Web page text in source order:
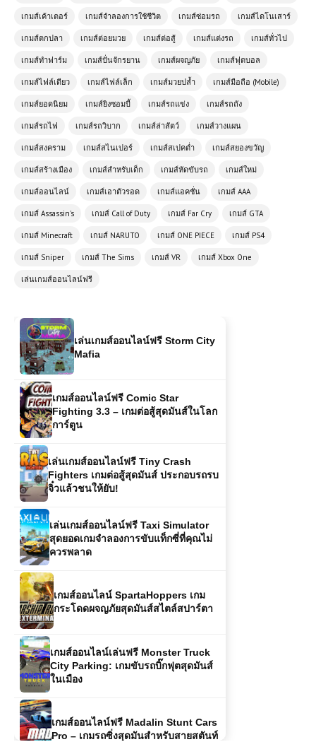
เกมส์เค้าเตอร์ เกมส์จำลองการใช้ชีวิต เกมส์ซ่อมรถ เกมส์ไดโนเสาร์
เกมส์ตกปลา เกมส์ต่อยมวย เกมส์ต่อสู้ เกมส์แต่งรถ เกมส์ทั่วไป
เกมส์ทำฟาร์ม เกมส์ปั่นจักรยาน เกมส์ผจญภัย เกมส์ฟุตบอล
เกมส์ไฟล์เดียว เกมส์ไฟล์เล็ก เกมส์มวยปล้ำ เกมส์มือถือ (Mobile)
เกมส์ยอดนิยม เกมส์ยิงซอมบี้ เกมส์รถแข่ง เกมส์รถถัง
เกมส์รถไฟ เกมส์รถวิบาก เกมส์ล่าสัตว์ เกมส์วางแผน
เกมส์สงคราม เกมส์สไนเปอร์ เกมส์สเปคต่ำ เกมส์สยองขวัญ
เกมส์สร้างเมือง เกมส์สำหรับเด็ก เกมส์หัดขับรถ เกมส์ใหม่
เกมส์ออนไลน์ เกมส์เอาตัวรอด เกมส์แอคชั่น เกมส์ AAA
เกมส์ Assassin's เกมส์ Call of Duty เกมส์ Far Cry เกมส์ GTA
เกมส์ Minecraft เกมส์ NARUTO เกมส์ ONE PIECE เกมส์ PS4
เกมส์ Sniper เกมส์ The Sims เกมส์ VR เกมส์ Xbox One
เล่นเกมส์ออนไลน์ฟรี
แข่งรถความเร็วสูง สนุกเร้าใจทุกสนาม
Agent ภารกิจลับของมือปืนยอดฝีมือ
ซอมบี้มือโปร เกมยิงสุดมันส์ที่ต้องลอง!
เกมส์ออนไลน์ฟรี Highway Cars
รถยนต์ที่เกิดมาเพื่อถนนสายไฮเวย์
เล่นเกมส์ออนไลน์ฟรี Storm City
เกมส์ออนไลน์ฟรี Comic Star
Fighting 3.3 – เกมต่อสู้สุดมันส์ในโลก
การ์ตูน
เล่นเกมส์ออนไลน์ฟรี Tiny Crash
Fighters เกมต่อสู้สุดมันส์ ประกอบรถรบ
จิ๋วแล้วชนให้ยับ!
เล่นเกมส์ออนไลน์ฟรี Taxi Simulator
สุดยอดเกมจำลองการขับแท็กซี่ที่คุณไม่
ควรพลาด
เกมส์ออนไลน์ SpartaHoppers เกม
กระโดดผจญภัยสุดมันส์สไตล์สปาร์ตา
เกมส์ออนไลน์เล่นฟรี Monster Truck
City Parking: เกมขับรถบิ๊กฟุตสุดมันส์
ในเมือง
เกมส์ออนไลน์ฟรี Madalin Stunt Cars
Pro – เกมรถซิ่งสุดมันสำหรับสายสตันท์
เกมส์ออนไลน์ฟรี Dragon Fist 3D –
ศิลปะการต่อสู้กำปั้นมังกรในโลก 3 มิติ